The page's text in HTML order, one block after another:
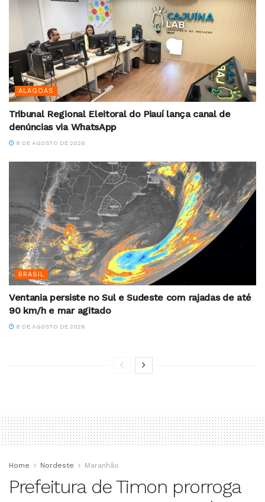
ALAGOAS
Tribunal Regional Eleitoral do Piauí lança canal de
denúncias via WhatsApp
8 DE AGOSTO DE 2026
BRASIL
Ventania persiste no Sul e Sudeste com rajadas de até
90 km/h e mar agitado
8 DE AGOSTO DE 2026
Home Nordeste Maranhão
Prefeitura de Timon prorroga